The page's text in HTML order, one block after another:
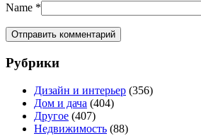
Name *
Рубрики
Дизайн и интерьер (356)
Дом и дача (404)
Другое (407)
Недвижимость (88)